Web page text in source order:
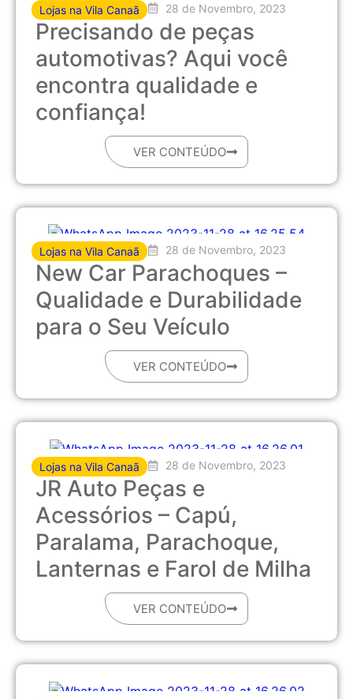
Lojas na Vila Canaã 28 de Novembro, 2023
Precisando de peças
automotivas? Aqui você
encontra qualidade e
confiança!
VER CONTEÚDO
Lojas na Vila Canaã 28 de Novembro, 2023
New Car Parachoques –
Qualidade e Durabilidade
para o Seu Veículo
VER CONTEÚDO
Lojas na Vila Canaã 28 de Novembro, 2023
JR Auto Peças e
Acessórios – Capú,
Paralama, Parachoque,
Lanternas e Farol de Milha
VER CONTEÚDO